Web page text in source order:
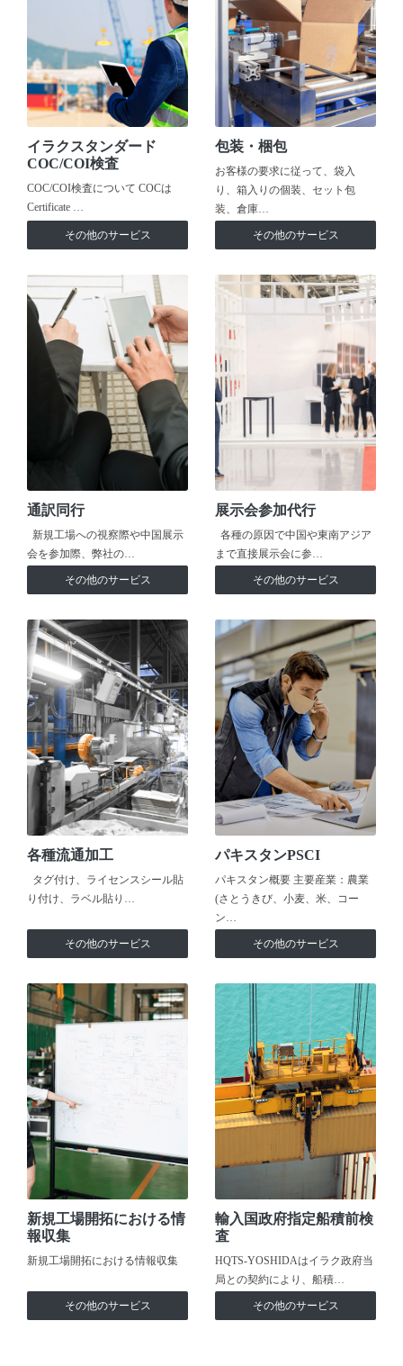
イラクスタンダード
COC/COI検査
COC/COI検査について COCは
Certificate …
その他のサービス
包装・梱包
お客様の要求に従って、袋入
り、箱入りの個装、セット包
装、倉庫…
その他のサービス
通訳同行
新規工場への視察際や中国展示
会を参加際、弊社の…
その他のサービス
展示会参加代行
各種の原因で中国や東南アジア
まで直接展示会に参…
その他のサービス
各種流通加工
タグ付け、ライセンスシール貼
り付け、ラベル貼り…
その他のサービス
パキスタンPSCI
パキスタン概要 主要産業：農業
(さとうきび、小麦、米、コー
ン…
その他のサービス
新規工場開拓における情
報収集
新規工場開拓における情報収集
その他のサービス
輸入国政府指定船積前検
査
HQTS-YOSHIDAはイラク政府当
局との契約により、船積…
その他のサービス